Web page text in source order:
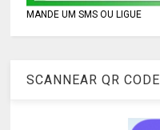
MANDE UM SMS OU LIGUE
SCANNEAR QR CODE